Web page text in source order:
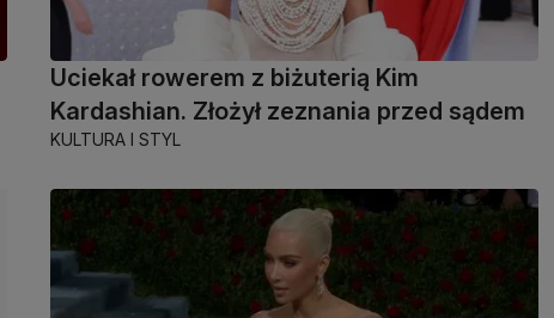
Uciekał rowerem z biżuterią Kim
Kardashian. Złożył zeznania przed sądem
KULTURA I STYL